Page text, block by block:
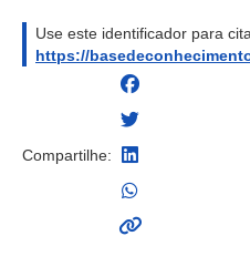
Use este identificador para
https://
Compartilhe: